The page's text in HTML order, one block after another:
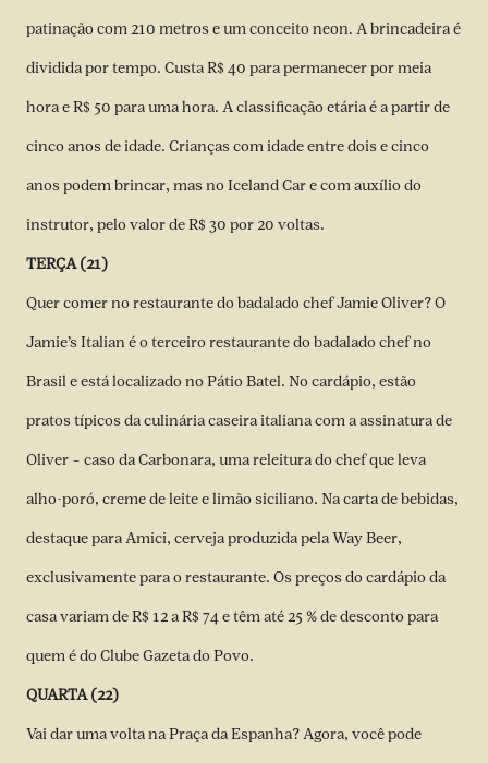
patinação com 210 metros e um conceito neon. A brincadeira é
dividida por tempo. Custa R$ 40 para permanecer por meia
hora e R$ 50 para uma hora. A classificação etária é a partir de
cinco anos de idade. Crianças com idade entre dois e cinco
anos podem brincar, mas no Iceland Car e com auxílio do
instrutor, pelo valor de R$ 30 por 20 voltas.
TERÇA (21)
Quer comer no restaurante do badalado chef Jamie Oliver? O
Jamie’s Italian é o terceiro restaurante do badalado chef no
Brasil e está localizado no Pátio Batel. No cardápio, estão
pratos típicos da culinária caseira italiana com a assinatura de
Oliver – caso da Carbonara, uma releitura do chef que leva
alho-poró, creme de leite e limão siciliano. Na carta de bebidas,
destaque para Amici, cerveja produzida pela Way Beer,
exclusivamente para o restaurante. Os preços do cardápio da
casa variam de R$ 12 a R$ 74 e têm até 25 % de desconto para
quem é do Clube Gazeta do Povo.
QUARTA (22)
Vai dar uma volta na Praça da Espanha? Agora, você pode